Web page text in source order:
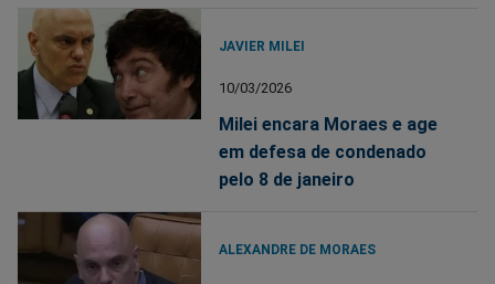
JAVIER MILEI
10/03/2026
Milei encara Moraes e age
em defesa de condenado
pelo 8 de janeiro
ALEXANDRE DE MORAES